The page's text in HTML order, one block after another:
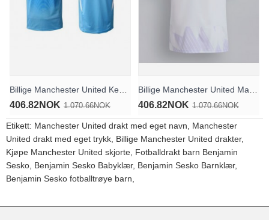
406.82NOK 1.070.66NOK 406.82NOK 1.070.66NOK
Etikett: Manchester United drakt med eget navn
Manchester
United drakt med eget trykk Billige Manchester United drakter,
Kjøpe Manchester United skjorte Fotballdrakt barn Benjamin
Sesko Benjamin Sesko Babyklær, Benjamin Sesko Barnklær,
Benjamin Sesko fotballtrøye barn